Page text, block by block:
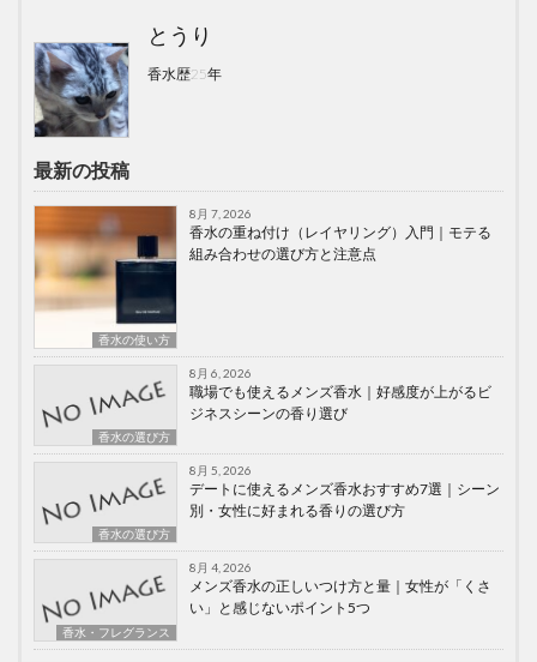
とうり
香水歴25年
最新の投稿
香水の使い方
8月 7, 2026
香水の重ね付け（レイヤリング）入門｜モテる
組み合わせの選び方と注意点
香水の選び方
8月 6, 2026
職場でも使えるメンズ香水｜好感度が上がるビ
ジネスシーンの香り選び
香水の選び方
8月 5, 2026
デートに使えるメンズ香水おすすめ7選｜シーン
別・女性に好まれる香りの選び方
香水・フレグランス
8月 4, 2026
メンズ香水の正しいつけ方と量｜女性が「くさ
い」と感じないポイント5つ